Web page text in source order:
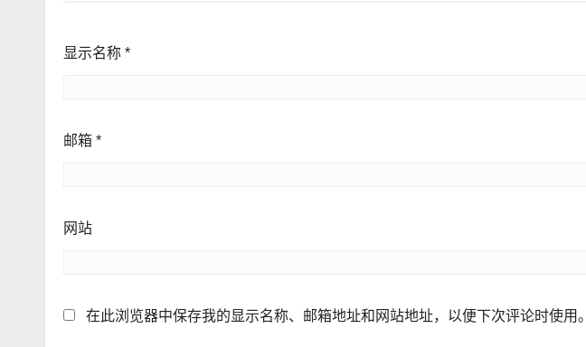
显示名称 *
邮箱 *
网站
在此浏览器中保存我的显示名称、邮箱地址和网站地址，以便下次评论时使用。